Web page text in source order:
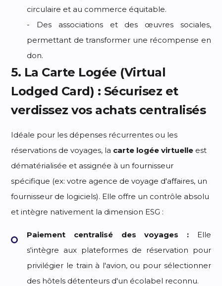
circulaire et au commerce équitable.
- Des associations et des œuvres sociales,
permettant de transformer une récompense en
don.
5. La Carte Logée (Virtual
Lodged Card) : Sécurisez et
verdissez vos achats centralisés
Idéale pour les dépenses récurrentes ou les
réservations de voyages, la carte logée virtuelle est
dématérialisée et assignée à un fournisseur
spécifique (ex: votre agence de voyage d'affaires, un
fournisseur de logiciels). Elle offre un contrôle absolu
et intègre nativement la dimension ESG :
Paiement centralisé des voyages :Elle
s'intègre aux plateformes de réservation pour
privilégier le train à l'avion, ou pour sélectionner
des hôtels détenteurs d'un écolabel reconnu.